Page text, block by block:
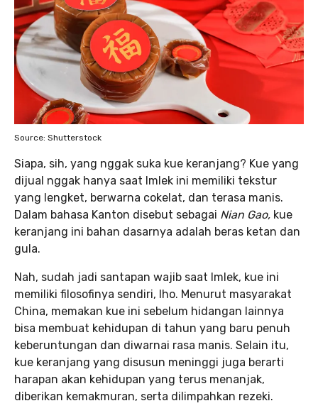
Source: Shutterstock
Siapa, sih, yang nggak suka kue keranjang? Kue yang
dijual nggak hanya saat Imlek ini memiliki tekstur
yang lengket, berwarna cokelat, dan terasa manis.
Dalam bahasa Kanton disebut sebagai Nian Gao, kue
keranjang ini bahan dasarnya adalah beras ketan dan
gula.
Nah, sudah jadi santapan wajib saat Imlek, kue ini
memiliki filosofinya sendiri, lho. Menurut masyarakat
China, memakan kue ini sebelum hidangan lainnya
bisa membuat kehidupan di tahun yang baru penuh
keberuntungan dan diwarnai rasa manis. Selain itu,
kue keranjang yang disusun meninggi juga berarti
harapan akan kehidupan yang terus menanjak,
diberikan kemakmuran, serta dilimpahkan rezeki.